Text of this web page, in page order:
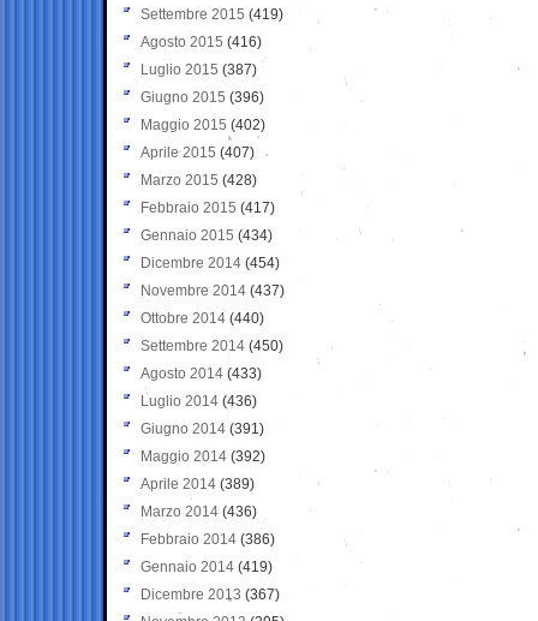
Settembre 2015 (419)
Agosto 2015 (416)
Luglio 2015 (387)
Giugno 2015 (396)
Maggio 2015 (402)
Aprile 2015 (407)
Marzo 2015 (428)
Febbraio 2015 (417)
Gennaio 2015 (434)
Dicembre 2014 (454)
Novembre 2014 (437)
Ottobre 2014 (440)
Settembre 2014 (450)
Agosto 2014 (433)
Luglio 2014 (436)
Giugno 2014 (391)
Maggio 2014 (392)
Aprile 2014 (389)
Marzo 2014 (436)
Febbraio 2014 (386)
Gennaio 2014 (419)
Dicembre 2013 (367)